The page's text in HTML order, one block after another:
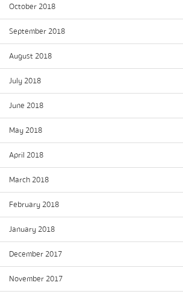
October 2018
September 2018
August 2018
July 2018
June 2018
May 2018
April 2018
March 2018
February 2018
January 2018
December 2017
November 2017